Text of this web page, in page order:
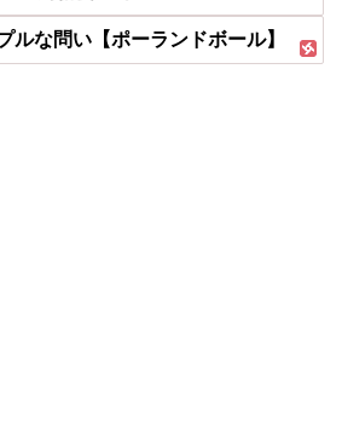
ルな問い【ポーランドボール】